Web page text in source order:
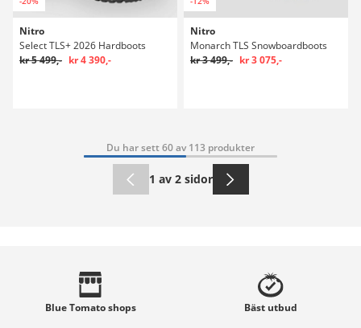
Nitro
Select TLS+ 2026 Hardboots
kr 5 499,- kr 4 390,-
Nitro
Monarch TLS Snowboardboots
kr 3 499,- kr 3 075,-
Du har sett 60 av 113 produkter
1 av 2 sidor
Blue Tomatoshops Bäst utbud